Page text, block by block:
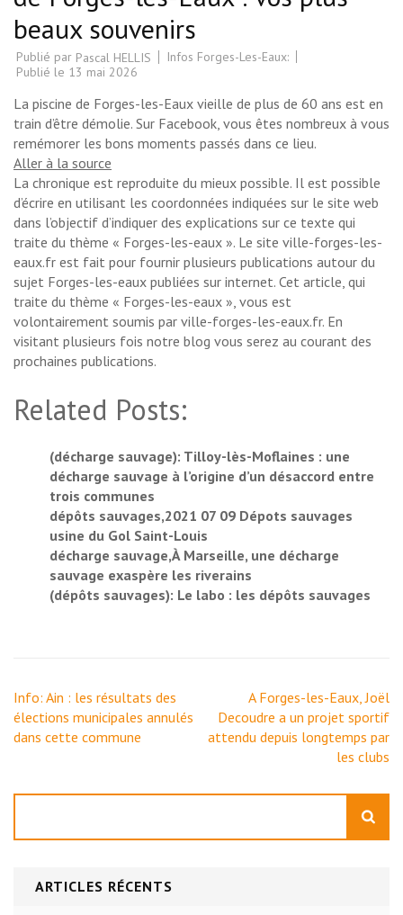
beaux souvenirs
Publié par Pascal HELLIS
Infos Forges-Les-Eaux:
Publié le 13 mai 2026
La piscine de Forges-les-Eaux vieille de plus de 60 ans est en
train d’être démolie. Sur Facebook, vous êtes nombreux à vous
remémorer les bons moments passés dans ce lieu.
Aller à la source
La chronique est reproduite du mieux possible. Il est possible
d’écrire en utilisant les coordonnées indiquées sur le site web
dans l’objectif d’indiquer des explications sur ce texte qui
traite du thème « Forges-les-eaux ». Le site ville-forges-les-
eaux.fr est fait pour fournir plusieurs publications autour du
sujet Forges-les-eaux publiées sur internet. Cet article, qui
traite du thème « Forges-les-eaux », vous est
volontairement soumis par ville-forges-les-eaux.fr. En
visitant plusieurs fois notre blog vous serez au courant des
prochaines publications.
Related Posts:
(décharge sauvage): Tilloy-lès-Moflaines : une
décharge sauvage à l’origine d’un désaccord entre
trois communes
dépôts sauvages,2021 07 09 Dépots sauvages
usine du Gol Saint-Louis
décharge sauvage,À Marseille, une décharge
sauvage exaspère les riverains
(dépôts sauvages): Le labo : les dépôts sauvages
Navigation
de
l’article
Info: Ain : les résultats des
élections municipales annulés
dans cette commune
A Forges-les-Eaux, Joël
Decoudre a un projet sportif
attendu depuis longtemps par
les clubs
ARTICLES RÉCENTS